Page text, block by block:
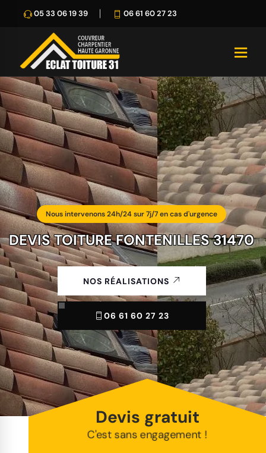
05 33 06 19 39 06 61 60 27 23
Nous intervenons 24h/24 sur 7j/7 en cas d'urgence
DEVIS TOITURE FONTENILLES 31470
NOS RÉALISATIONS
06 61 60 27 23
Devis gratuit
C'est sans engagement !